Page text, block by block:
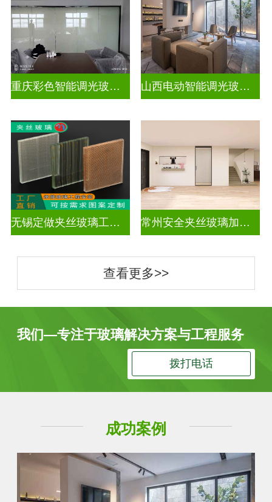
重庆彩色智能调光玻璃定制公司 山西电动智能调光玻璃价格多少钱
无锡定做夹丝玻璃工厂地址 常州安全夹丝玻璃加工厂
查看更多>>
我们—专注于玻璃解决方案与工程服务
拨打电话
成功案例